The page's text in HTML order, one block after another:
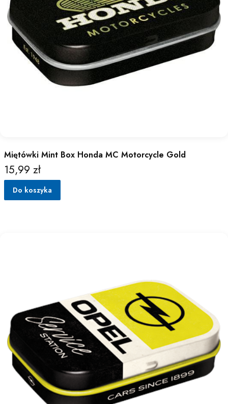
Miętówki Mint Box Honda MC Motorcycle Gold
Cena
15,99 zł
Do koszyka